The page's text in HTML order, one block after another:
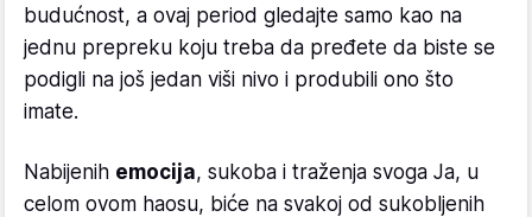
budućnost, a ovaj period gledajte samo kao na
jednu prepreku koju treba da pređete da biste se
podigli na još jedan viši nivo i produbili ono što
imate.
Nabijenih emocija, sukoba i traženja svoga Ja, u
celom ovom haosu, biće na svakoj od sukobljenih